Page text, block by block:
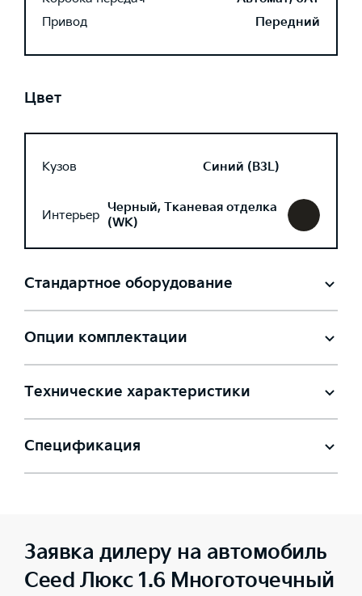
Привод
Передний
Цвет
Кузов Синий (B3L)
Интерьер Черный, Тканевая отделка
(WK)
Стандартное оборудование
Опции комплектации
Технические характеристики
Спецификация
Заявка дилеру на автомобиль
Ceed Люкс 1.6 Многоточечный